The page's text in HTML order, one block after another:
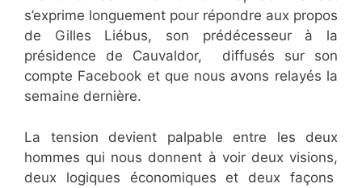
s’exprime longuement pour répondre aux propos
de Gilles Liébus, son prédécesseur à la
présidence de Cauvaldor, diffusés sur son
compte Facebook et que nous avons relayés la
semaine dernière.
La tension devient palpable entre les deux
hommes qui nous donnent à voir deux visions,
deux logiques économiques et deux façons